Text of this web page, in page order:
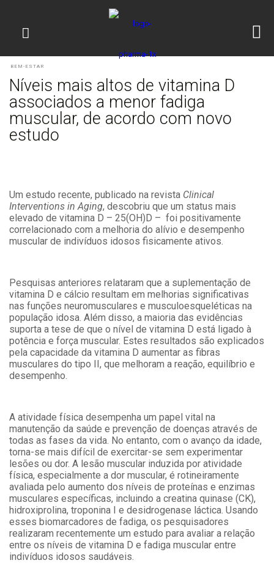
BEM-ESTAR
Níveis mais altos de vitamina D
associados a menor fadiga
muscular, de acordo com novo
estudo
Um estudo recente, publicado na revista Clinical
Interventions in Aging, descobriu que um status mais
elevado de vitamina D – 25(OH)D – foi positivamente
correlacionado com a melhoria do alívio e desempenho
muscular de indivíduos idosos fisicamente ativos.
Pesquisas anteriores relataram que a suplementação de
vitamina D e cálcio resultam em melhorias significativas
nas funções neuromusculares e musculoesqueléticas na
população idosa. Além disso, a maioria das evidências
suporta a tese de que o nível de vitamina D está ligado à
potência e força muscular. Estes resultados são explicados
pela capacidade da vitamina D aumentar as fibras
musculares do tipo II, que melhoram a reação, equilíbrio e
desempenho.
A atividade física desempenha um papel vital na
manutenção da saúde e prevenção de doenças através de
todas as fases da vida. No entanto, com o avanço da idade,
torna-se mais difícil de exercitar-se sem experimentar
lesões ou dor. A lesão muscular induzida por atividade
física, especialmente a dor muscular, é rotineiramente
avaliada pelo aumento dos níveis de proteínas e enzimas
musculares específicas, incluindo a creatina quinase (CK),
hidroxiprolina, troponina I e desidrogenase láctica. Usando
esses biomarcadores de fadiga, os pesquisadores
realizaram recentemente um estudo para avaliar a relação
entre os níveis de vitamina D e fadiga muscular entre
indivíduos idosos saudáveis.